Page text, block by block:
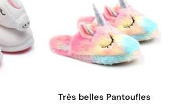
Très belles Pantoufles